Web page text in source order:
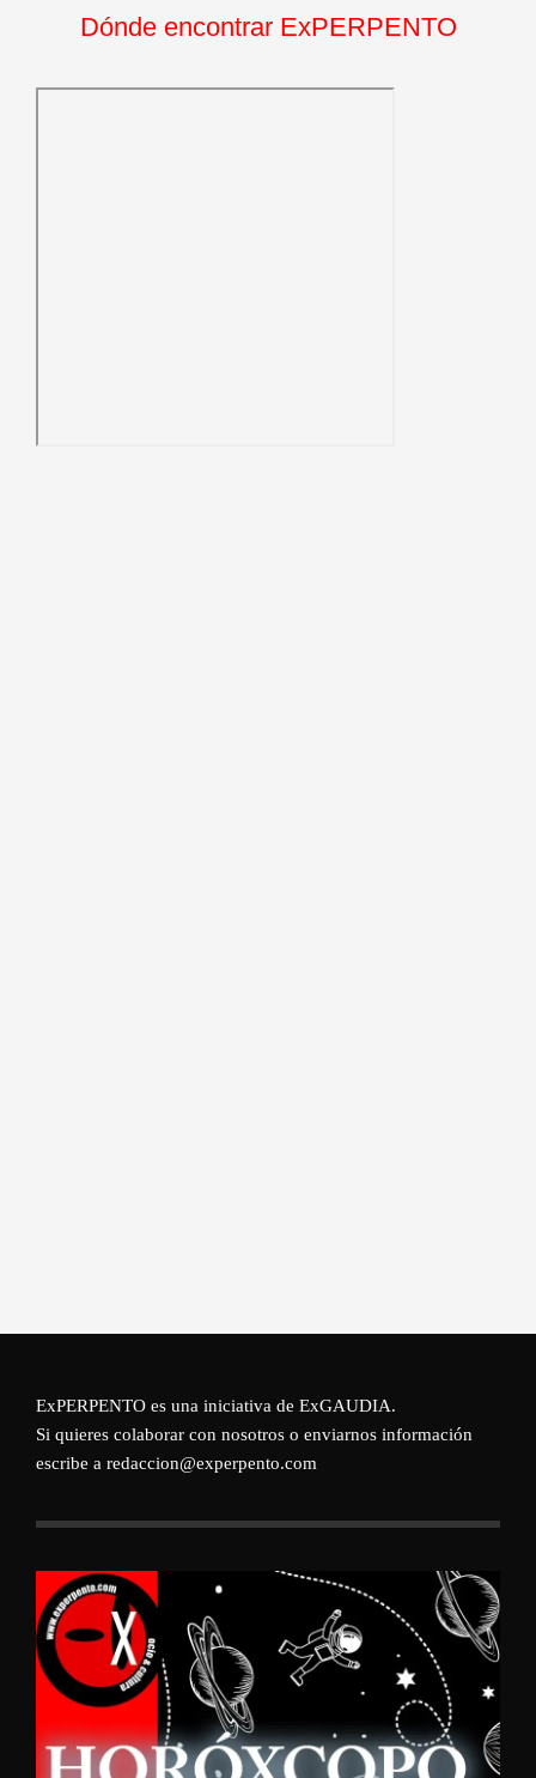
Dónde encontrar ExPERPENTO
ExPERPENTO es una iniciativa de ExGAUDIA.
Si quieres colaborar con nosotros o enviarnos información
escribe a redaccion@experpento.com